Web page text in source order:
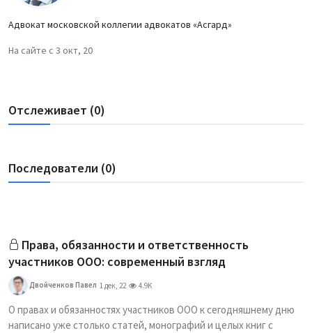
Архив
Подписка
Адвокат московской коллегии адвокатов «Асгард»
На сайте с 3 окт, 20
Отслеживает (0)
Последователи (0)
Права, обязанности и ответственность
участников ООО: современный взгляд
Двойченков Павел 1 дек, 22 4.9K
О правах и обязанностях участников ООО к сегодняшнему дню
написано уже столько статей, монографий и целых книг с